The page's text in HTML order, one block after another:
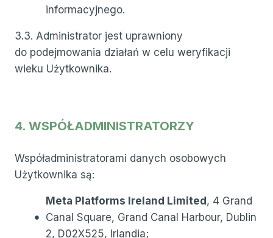
informacyjnego.
3.3. Administrator jest uprawniony
do podejmowania działań w celu weryfikacji
wieku Użytkownika.
4. WSPÓŁADMINISTRATORZY
Współadministratorami danych osobowych
Użytkownika są:
Meta Platforms Ireland Limited , 4 Grand
Canal Square, Grand Canal Harbour, Dublin
2, D02X525, Irlandia;